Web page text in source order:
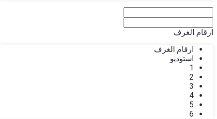
ارقام الغرف
ارقام الغرف
استوديو
1
2
3
4
5
6